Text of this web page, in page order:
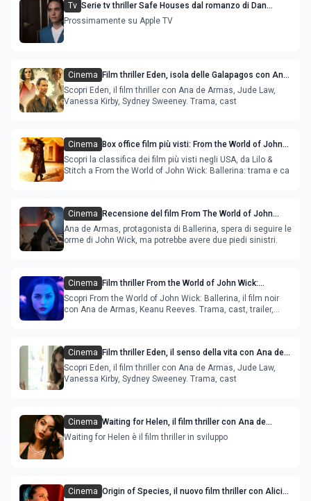
Tv Serie tv thriller Safe Houses dal romanzo di Dan
Fesperman, le anticipazioni
Prossimamente su Apple TV
Cinema
Film thriller Eden, isola delle Galapagos con Ana
de Armas e Jude Law
Scopri Eden, il film thriller con Ana de Armas, Jude Law,
Vanessa Kirby, Sydney Sweeney. Trama, cast
Cinema
Box office film più visti: From the World of John
Wick: Ballerina è la novità
Scopri la classifica dei film più visti negli USA, da Lilo &
Stitch a From the World of John Wick: Ballerina: trama e ca
Cinema
Recensione del film From The World of John
Wick: Ballerina
Ana de Armas, protagonista di Ballerina, spera di seguire le
orme di John Wick, ma potrebbe avere due piedi sinistri.
Cinema
Film thriller From the World of John Wick:
Ballerina, danzatrice assassina con Ana de
Armas
Scopri From the World of John Wick: Ballerina, il film noir
con Ana de Armas, Keanu Reeves. Trama, cast, trailer,
Cinema
Film thriller Eden, il senso della vita con Ana de
Armas e Jude Law
Scopri Eden, il film thriller con Ana de Armas, Jude Law,
Vanessa Kirby, Sydney Sweeney. Trama, cast
Cinema Waiting for Helen, il film thriller con Ana de
Armas
Waiting for Helen è il film thriller in sviluppo
Cinema Origin of Species, il nuovo film thriller con Alicia